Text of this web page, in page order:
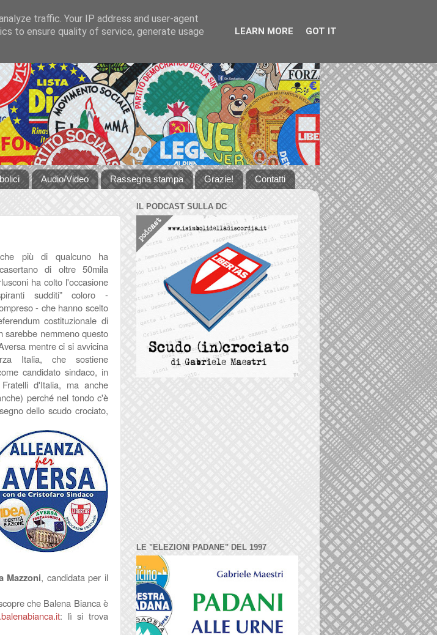
Audio/Video Rassegna stampa Grazie! Contatti
più di qualcuno ha
di oltre 50mila
ha colto l'occasione
sudditi" coloro -
- che hanno scelto
costituzionale di
sarebbe nemmeno questo
mentre ci si avvicina
Italia, che sostiene
candidato sindaco, in
d'Italia, ma anche
perché nel tondo c'è
dello scudo crociato,
Mazzoni, candidata per il
che Balena Bianca è
: lì si trova
IL PODCAST SULLA DC
LE "ELEZIONI PADANE" DEL 1997
traffic. Your IP address and user-agent
to ensure quality of service, generate usage
LEARN MORE GOT IT